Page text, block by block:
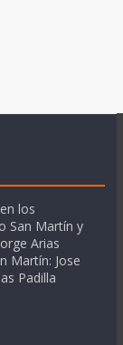
los
San Martín y
Arias
Martín: Jose
Padilla